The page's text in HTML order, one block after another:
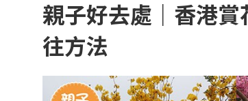
親子好去處｜香港
往方法